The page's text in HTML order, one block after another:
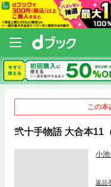
この本
弐十手物語 大合本11
小池
返品